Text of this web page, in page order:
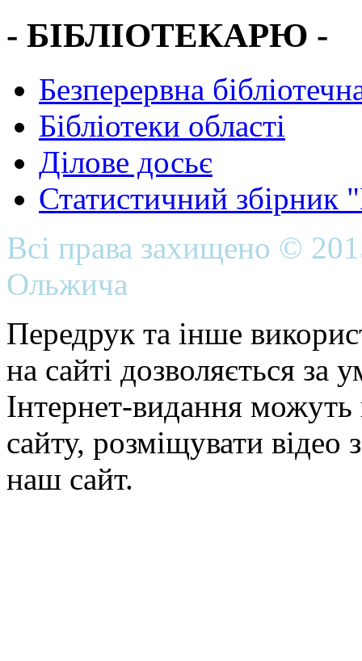
- БІБЛІОТЕКАРЮ -
Безперервна
Бібліотеки області
Ділове досьє
Статистичний
Всі права захищено ©
Ольжича
Передрук та інше
на сайті дозволяється
Інтернет-видання можуть
сайту, розміщувати відео
наш сайт.